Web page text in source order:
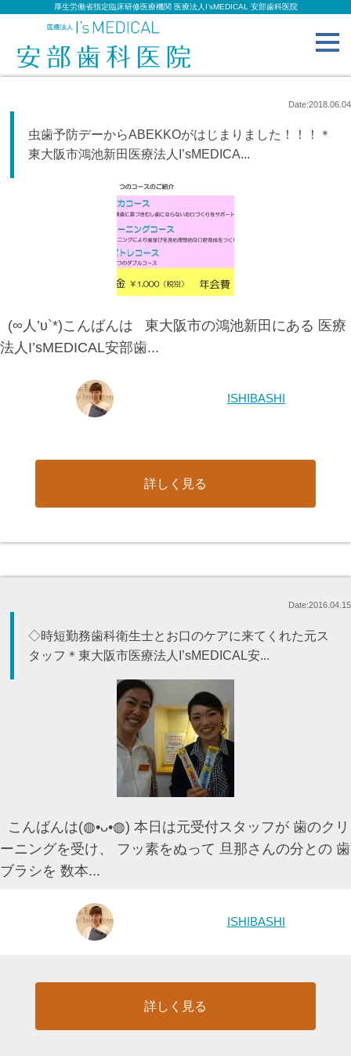
厚生労働省指定臨床研修医療機関 医療法人I’sMEDICAL 安部歯科医院
Date:2018.06.04
虫歯予防デーからABEKKOがはじまりました！！！＊
東大阪市鴻池新田医療法人I’sMEDICA...
(∞人’υ`*)こんばんは 東大阪市の鴻池新田にある 医療
法人I’sMEDICAL安部歯...
ISHIBASHI
詳しく見る
Date:2016.04.15
◇時短勤務歯科衛生士とお口のケアに来てくれた元ス
タッフ＊東大阪市医療法人I’sMEDICAL安...
こんばんは(◍•ᴗ•◍) 本日は元受付スタッフが 歯のクリ
ーニングを受け、 フッ素をぬって 旦那さんの分との 歯
ブラシを 数本...
ISHIBASHI
詳しく見る